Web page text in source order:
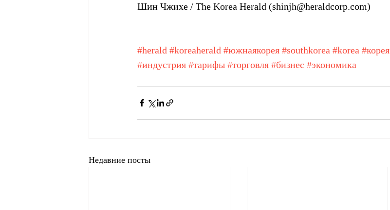
Шин Чжихе / The Korea Herald (shinjh@heraldcorp.com)
#herald #koreaherald #южнаякорея #southkorea #korea #корея
#индустрия #тарифы #торговля #бизнес #экономика
Недавние посты